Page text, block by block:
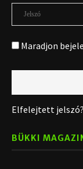
Maradjon
Elfelejtett jelszó?
BÜKKI